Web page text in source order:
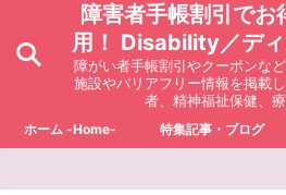
障害者手帳割引でお
用！ Disability／デ
障がい者手帳割引やクーポンな
施設やバリアフリー情報を掲載
者、精神福祉保健、療
ホーム -Home- 特集記事・ブログ